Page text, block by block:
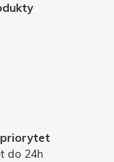
priorytet
do 24h